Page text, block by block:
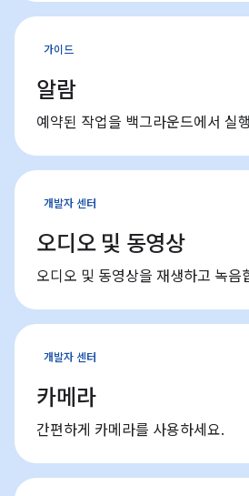
가이드
알람
예약된 작업을 백그라운드에서 실
개발자 센터
오디오 및 동영상
오디오 및 동영상을 재생하고 녹음
개발자 센터
카메라
간편하게 카메라를 사용하세요.